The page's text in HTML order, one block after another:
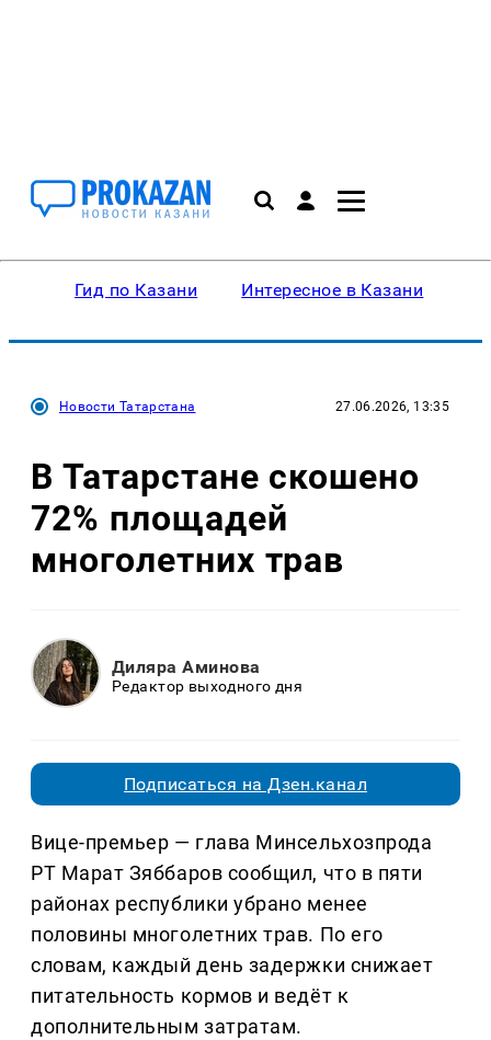
Гид по Казани Интересное в Казани
Новости Татарстана 27.06.2026, 13:35
В Татарстане скошено
72% площадей
многолетних трав
Диляра Аминова
Редактор выходного дня
Подписаться на Дзен.канал
Вице-премьер — глава Минсельхозпрода
РТ Марат Зяббаров сообщил, что в пяти
районах республики убрано менее
половины многолетних трав. По его
словам, каждый день задержки снижает
питательность кормов и ведёт к
дополнительным затратам.